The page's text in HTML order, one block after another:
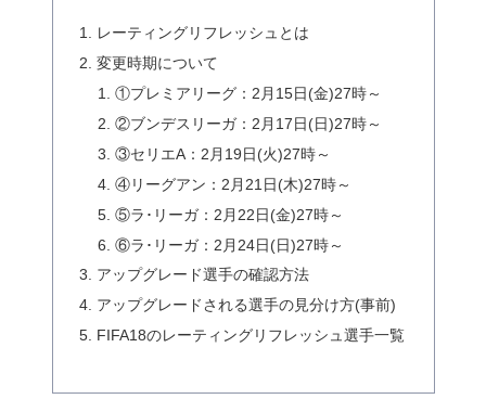
レーティングリフレッシュとは
変更時期について
①プレミアリーグ：2月15日(金)27時～
②ブンデスリーガ：2月17日(日)27時～
③セリエA：2月19日(火)27時～
④リーグアン：2月21日(木)27時～
⑤ラ･リーガ：2月22日(金)27時～
⑥ラ･リーガ：2月24日(日)27時～
アップグレード選手の確認方法
アップグレードされる選手の見分け方(事前)
FIFA18のレーティングリフレッシュ選手一覧